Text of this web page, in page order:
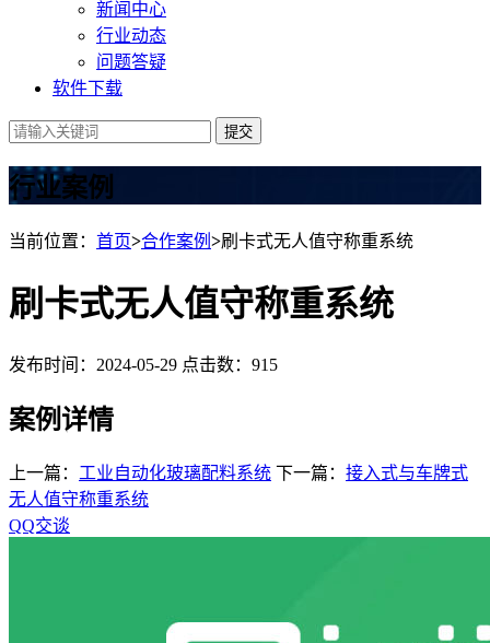
新闻中心
行业动态
问题答疑
软件下载
提交
行业案例
当前位置： 首页>合作案例 >刷卡式无人值守称重系统
刷卡式无人值守称重系统
发布时间：2024-05-29 点击数：915
案例详情
上一篇： 工业自动化玻璃配料系统 下一篇： 接入式与车牌式
无人值守称重系统
QQ交谈